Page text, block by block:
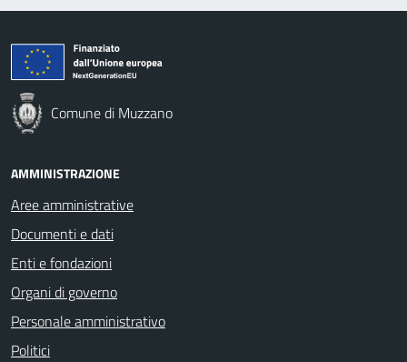
Comune di Muzzano
AMMINISTRAZIONE
Aree amministrative
Documenti e dati
Enti e fondazioni
Organi di governo
Personale amministrativo
Politici